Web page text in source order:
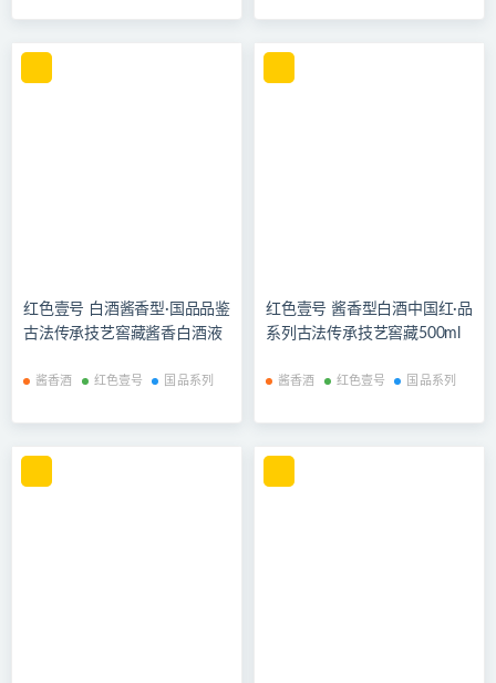
红色壹号 白酒酱香型·国品品鉴
古法传承技艺窖藏酱香白酒液
酱香酒 红色壹号 国品系列
红色壹号 酱香型白酒中国红·品
系列古法传承技艺窖藏500ml
酱香酒 红色壹号 国品系列